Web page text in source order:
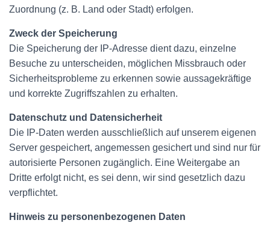
Zuordnung (z. B. Land oder Stadt) erfolgen.
Zweck der Speicherung
Die Speicherung der IP-Adresse dient dazu, einzelne
Besuche zu unterscheiden, möglichen Missbrauch oder
Sicherheitsprobleme zu erkennen sowie aussagekräftige
und korrekte Zugriffszahlen zu erhalten.
Datenschutz und Datensicherheit
Die IP-Daten werden ausschließlich auf unserem eigenen
Server gespeichert, angemessen gesichert und sind nur für
autorisierte Personen zugänglich. Eine Weitergabe an
Dritte erfolgt nicht, es sei denn, wir sind gesetzlich dazu
verpflichtet.
Hinweis zu personenbezogenen Daten